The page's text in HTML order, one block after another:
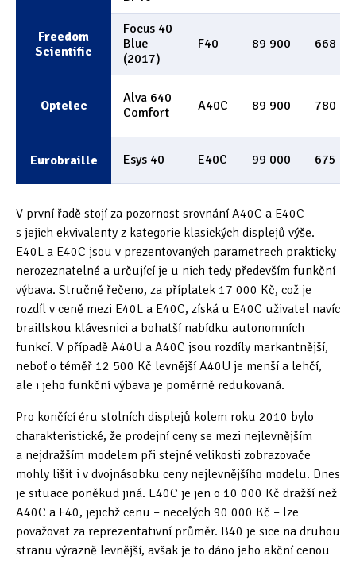
Freedom
Scientific
Focus 40
Blue
(2017)
F40 89 900 668
Optelec
Alva 640
Comfort
A40C 89 900 780
Eurobraille Esys 40 E40C 99 000 675
V první řadě stojí za pozornost srovnání A40C a E40C
s jejich ekvivalenty z kategorie klasických displejů výše.
E40L a E40C jsou v prezentovaných parametrech prakticky
nerozeznatelné a určující je u nich tedy především funkční
výbava. Stručně řečeno, za příplatek 17 000 Kč, což je
rozdíl v ceně mezi E40L a E40C, získá u E40C uživatel navíc
braillskou klávesnici a bohatší nabídku autonomních
funkcí. V případě A40U a A40C jsou rozdíly markantnější,
neboť o téměř 12 500 Kč levnější A40U je menší a lehčí,
ale i jeho funkční výbava je poměrně redukovaná.
Pro končící éru stolních displejů kolem roku 2010 bylo
charakteristické, že prodejní ceny se mezi nejlevnějším
a nejdražším modelem při stejné velikosti zobrazovače
mohly lišit i v dvojnásobku ceny nejlevnějšího modelu. Dnes
je situace poněkud jiná. E40C je jen o 10 000 Kč dražší než
A40C a F40, jejichž cenu – necelých 90 000 Kč – lze
považovat za reprezentativní průměr. B40 je sice na druhou
stranu výrazně levnější, avšak je to dáno jeho akční cenou